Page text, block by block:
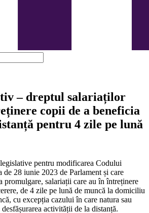
– dreptul salariaților
copii de a beneficia
pentru 4 zile pe lună
pentru modificarea Codului
de 28 iunie 2023 de Parlament și care
promulgare, salariații care au în întreținere
de 4 zile pe lună de muncă la domiciliu
cu excepția cazului în care natura sau
activității de la distanță.